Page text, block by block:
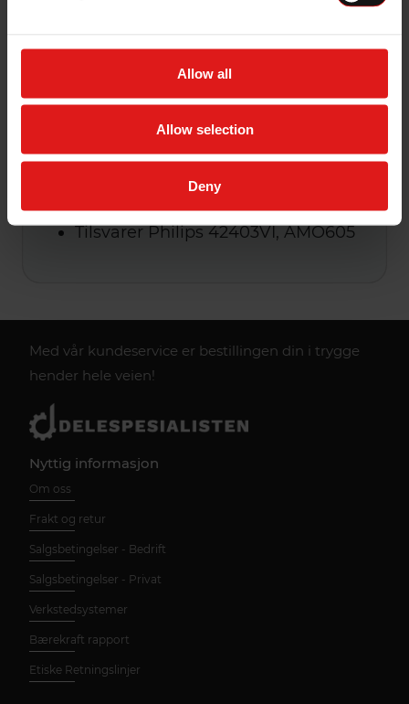
Allow all
Allow selection
Deny
Lystemperatur: 4150K
ECE: D3S
Sokkel: PK32d-5
Leveres enkeltvis i pappeske
Forpakningsantall: 4 stk
Mål (se tegning): d=9mm, l=80mm
Tilsvarer Philips 42403VI, AMO605
Med vår kundeservice er bestillingen din i trygge
hender hele veien!
Nyttig informasjon
Om oss
Frakt og retur
Salgsbetingelser - Bedrift
Salgsbetingelser - Privat
Verkstedsystemer
Bærekraft rapport
Etiske Retningslinjer